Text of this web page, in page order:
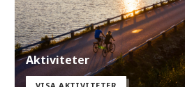
Aktiviteter